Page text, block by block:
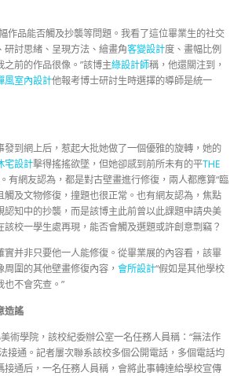
作品能否觸及抄襲等問題。我看了這位畢業生的社交
研討思緒、呈現方法、繪畫角客變設計度、畫幅比例
之前的作品很像。”該博主綠設計師稱，他還關注到，
風室內設計他報考博士研討生時選擇的導師是統一
發到網上后，惹起大批她做了一個優雅的旋轉，她的
宅設計擊得搖搖欲墜，但她卻感到前所未有的平THE
有網友認為，都是對古壁畫進行修復，兩人都應算“臨
觸及文物修復，撞題也很正常。也有網友認為，焦點
認知中的抄襲，而是該博主此前曾以此課題申請央美
校一學生處再現，能否會觸及選題或許創意剽竊？
實并非只要他一人能修復。從畢業展的內容看，該畢
圍的其他壁畫修復內容， 會所設計“假如是其他學校
也不會究查。”
造謠
術學院，該校紀委辦公室一名任務人員稱：“無法作
接通。記者屢次聯系該校多個公開電話，多個電話均
接通后，一名任務人員稱，會將此事轉達給學校宣傳